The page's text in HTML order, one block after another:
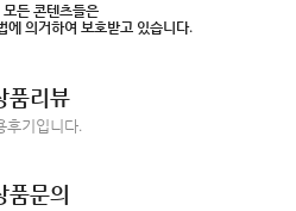
모든 콘텐츠들은
에 의거하여 보호받고 있습니다.
품리뷰
후기입니다.
품문의